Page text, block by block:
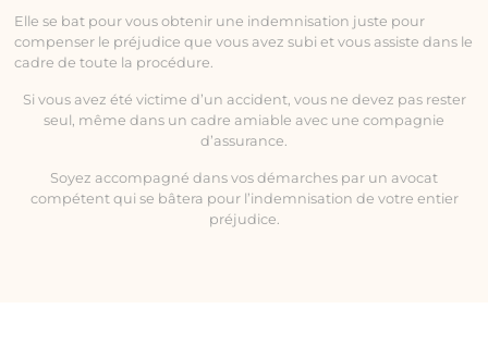
Elle se bat pour vous obtenir une indemnisation juste pour
compenser le préjudice que vous avez subi et vous assiste dans le
cadre de toute la procédure.
Si vous avez été victime d’un accident, vous ne devez pas rester
seul, même dans un cadre amiable avec une compagnie
d’assurance.
Soyez accompagné dans vos démarches par un avocat
compétent qui se bâtera pour l’indemnisation de votre entier
préjudice.